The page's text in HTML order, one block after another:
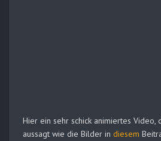
Hier ein sehr schick animiertes Video,
aussagt wie die Bilder in diesem